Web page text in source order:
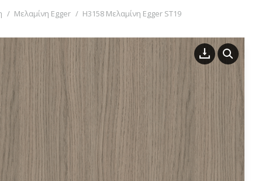
Μελαμίνη Egger H3158 Μελαμίνη Egger ST19